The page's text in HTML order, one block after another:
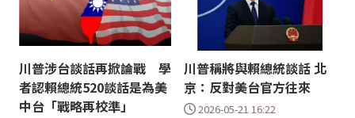
川普涉台談話再掀論戰 學
者認賴總統520談話是為美
中台「戰略再校準」
川普稱將與賴總統談話 北
京：反對美台官方往來
2026-05-21 16:22